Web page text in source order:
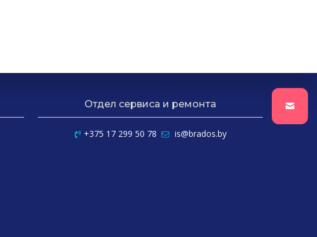
Отдел сервиса и ремонта
+375 17 299 50 78 is@brados.by